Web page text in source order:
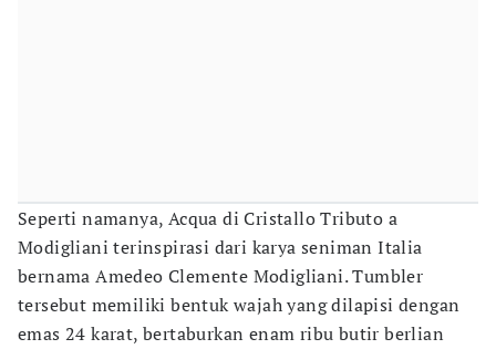
Seperti namanya, Acqua di Cristallo Tributo a
Modigliani terinspirasi dari karya seniman Italia
bernama Amedeo Clemente Modigliani. Tumbler
tersebut memiliki bentuk wajah yang dilapisi dengan
emas 24 karat, bertaburkan enam ribu butir berlian